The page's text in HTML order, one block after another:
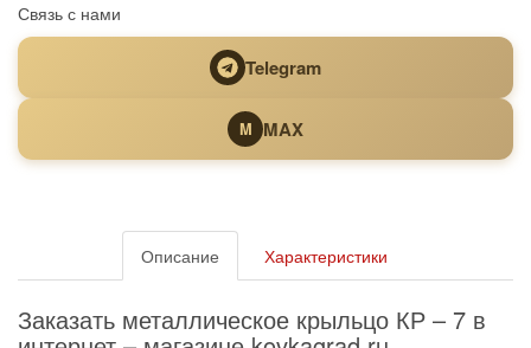
Связь с нами
Telegram
M MAX
Описание Характеристики
Заказать металлическое крыльцо КР – 7 в